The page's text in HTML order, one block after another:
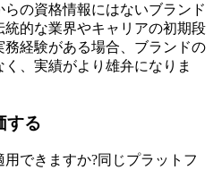
の資格情報にはないブランド
的な業界やキャリアの初期段
経験がある場合、ブランドの
、実績がより雄弁になりま
する
できますか?同じプラットフ